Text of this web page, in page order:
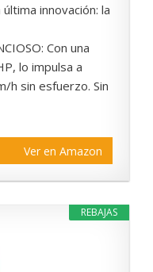
innovación: la
Con una
lo impulsa a
h sin esfuerzo. Sin
Ver en Amazon
REBAJAS